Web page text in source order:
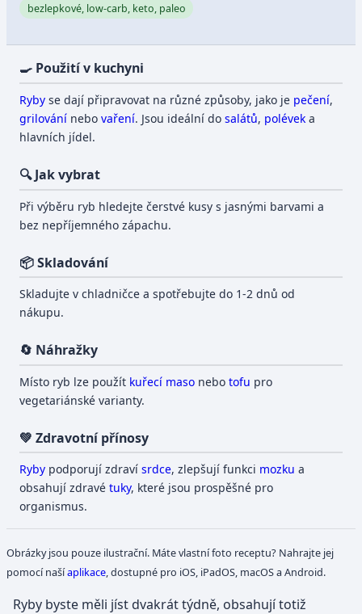
bezlepkové, low-carb, keto, paleo
🍳 Použití v kuchyni
Ryby se dají připravovat na různé způsoby, jako je pečení,
grilování nebovaření. Jsou ideální dosalátů, polévek a
hlavních jídel.
🔍 Jak vybrat
Při výběru ryb hledejte čerstvé kusy s jasnými barvami a
bez nepříjemného zápachu.
📦 Skladování
Skladujte v chladničce a spotřebujte do 1-2 dnů od
nákupu.
🔄 Náhražky
Místo ryb lze použít kuřecí maso nebotofu pro
vegetariánské varianty.
💚 Zdravotní přínosy
Ryby podporují zdravísrdce, zlepšují funkci mozku a
obsahují zdravétuky, které jsou prospěšné pro
organismus.
Obrázky jsou pouze ilustrační. Máte vlastní foto receptu? Nahrajte jej
pomocí našíaplikace , dostupné pro iOS, iPadOS, macOS a Android.
Ryby byste měli jíst dvakrát týdně, obsahují totiž